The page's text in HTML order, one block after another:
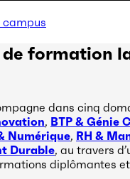
campus
formation
dans cinq
, BTP & Génie
Numérique, RH &
Durable, au travers
diplômantes